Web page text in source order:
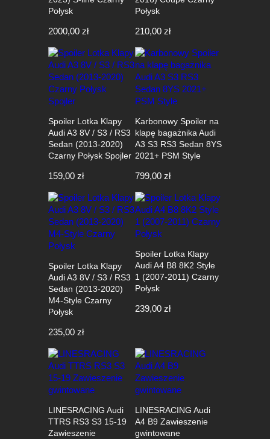
Połysk
2000,00 zł
Połysk
210,00 zł
Spoiler Lotka Klapy
Audi A3 8V / S3 / RS3
Sedan (2013-2020)
Czarny Połysk Spojler
159,00 zł
Karbonowy Spoiler na
klapę bagażnika Audi
A3 S3 RS3 Sedan 8YS
2021+ PSM Style
799,00 zł
Spoiler Lotka Klapy
Audi A3 8V / S3 / RS3
Sedan (2013-2020)
M4-Style Czarny
Połysk
235,00 zł
Spoiler Lotka Klapy
Audi A4 B8 8K2 Style
1 (2007-2011) Czarny
Połysk
239,00 zł
LINESRACING Audi
TTRS RS3 S3 15-19
Zawieszenie
LINESRACING Audi
A4 B9 Zawieszenie
gwintowane